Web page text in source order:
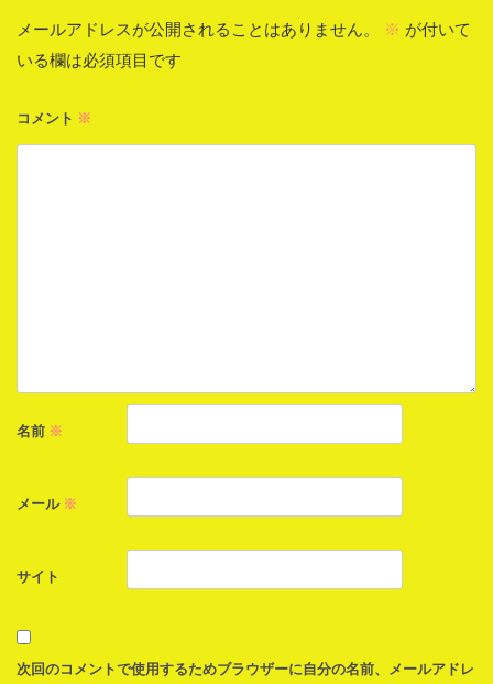
ゲ
ー
シ
ョ
メールアドレスが公開されることはありません。 ※ が付いて
いる欄は必須項目です
コメント ※
名前 ※
メール ※
サイト
次回のコメントで使用するためブラウザーに自分の名前、メールアドレ